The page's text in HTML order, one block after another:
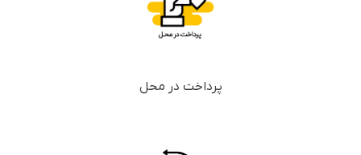
پرداخت در محل